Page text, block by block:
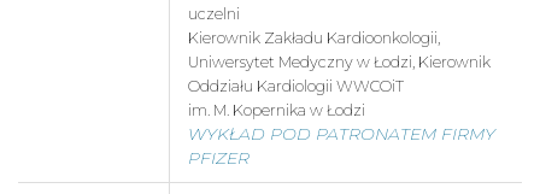
uczelni
Kierownik Zakładu Kardioonkologii,
Uniwersytet Medyczny w Łodzi, Kierownik
Oddziału Kardiologii WWCOiT
im. M. Kopernika w Łodzi
WYKŁAD POD PATRONATEM FIRMY
PFIZER